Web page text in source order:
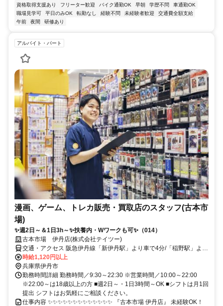
資格取得支援あり
フリーター歓迎 バイク通勤OK 早朝 学歴不問
車通勤OK
職場見学可
平日のみOK 転勤なし 経験不問 未経験者歓迎
交通費全額支給
午前
夜間 研修あり
アルバイト・パート
漫画、ゲーム、トレカ販売・買取店のスタッフ(古本市
場)
✨週2日～＆1日3h～✨扶養内・Wワークも可✨（014）
古本市場 伊丹店(株式会社テイツー)
交通・アクセス 阪急伊丹線「新伊丹駅」より車で4分/「稲野駅」より
車で5分/福知山線「伊丹駅」より車で5分 ◆バイク通勤OK
時給1,120円以上
兵庫県伊丹市
勤務時間詳細 勤務時間／9:30～22:30 ※営業時間／10:00～22:00
※22:00～は18歳以上の方 ■週2日～・1日3時間～OK ■シフトは月1回
提出 シフトはお気軽にご相談ください。
仕事内容 ✨✨✨✨✨✨✨✨✨✨✨✨✨ 『古本市場 伊丹店』 未経験OK！